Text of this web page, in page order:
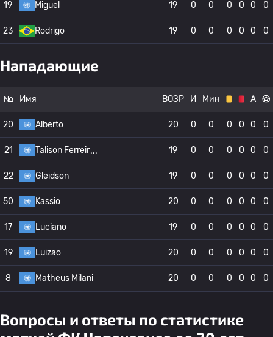
19 Miguel 19 0 0 0 0 0 0
23 Rodrigo 19 0 0 0 0 0 0
Нападающие
№ Имя ВОЗР И Мин А
20 Alberto 20 0 0 0 0 0 0
21 Talison Ferreir 19 0 0 0 0 0 0
22 Gleidson 19 0 0 0 0 0 0
50 Kassio 20 0 0 0 0 0 0
17 Luciano 19 0 0 0 0 0 0
19 Luizao 20 0 0 0 0 0 0
8 Matheus Milani 20 0 0 0 0 0 0
Вопросы и ответы по статистике